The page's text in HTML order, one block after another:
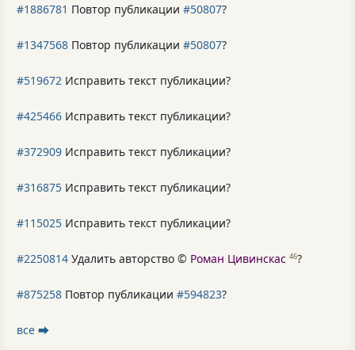
#1886781 Повтор публикации #50807?
#1347568 Повтор публикации #50807?
#519672 Исправить текст публикации?
#425466 Исправить текст публикации?
#372909 Исправить текст публикации?
#316875 Исправить текст публикации?
#115025 Исправить текст публикации?
#2250814 Удалить авторство © Роман Цивинскас 46?
#875258 Повтор публикации #594823?
все ⮕